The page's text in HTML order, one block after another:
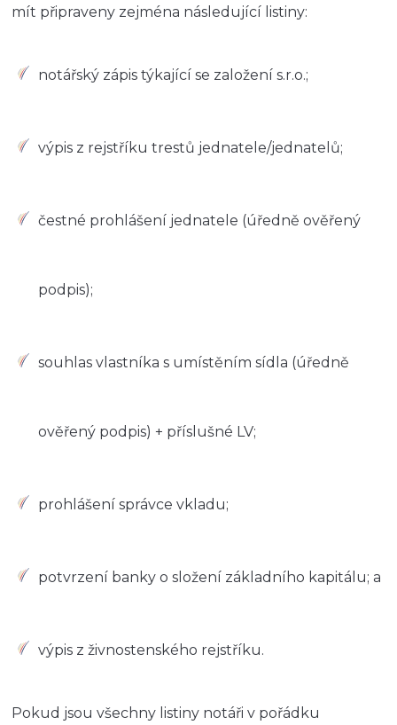
mít připraveny zejména následující listiny:
notářský zápis týkající se založení s.r.o.;
výpis z rejstříku trestů jednatele/jednatelů;
čestné prohlášení jednatele (úředně ověřený
podpis);
souhlas vlastníka s umístěním sídla (úředně
ověřený podpis) + příslušné LV;
prohlášení správce vkladu;
potvrzení banky o složení základního kapitálu; a
výpis z živnostenského rejstříku.
Pokud jsou všechny listiny notáři v pořádku